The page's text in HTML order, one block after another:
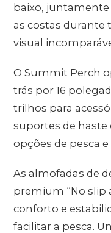
baixo,
as costas durante
visual
O Summit Perch
trás por 16
trilhos para
suportes de
opções de pesca
As almofadas de
premium “No slip
conforto e
facilitar a pesca.